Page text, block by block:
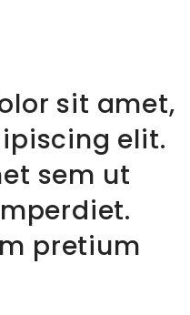
sit amet,
elit.
sem ut
pretium